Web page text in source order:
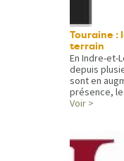
Touraine :
terrain
En Indre-et-
depuis
sont en
présence,
Voir >